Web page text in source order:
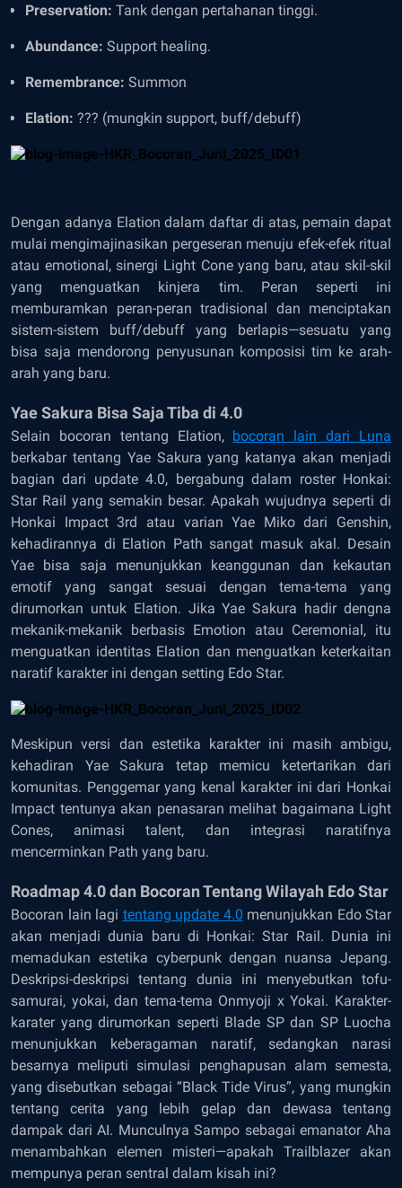
Preservation: Tank dengan pertahanan tinggi.
Abundance: Support healing.
Remembrance: Summon
Elation: ??? (mungkin support, buff/debuff)
Dengan adanya Elation dalam daftar di atas, pemain dapat
mulai mengimajinasikan pergeseran menuju efek-efek ritual
atau emotional, sinergi Light Cone yang baru, atau skil-skil
yang menguatkan kinjera tim. Peran seperti ini
memburamkan peran-peran tradisional dan menciptakan
sistem-sistem buff/debuff yang berlapis—sesuatu yang
bisa saja mendorong penyusunan komposisi tim ke arah-
arah yang baru.
Yae Sakura Bisa Saja Tiba di 4.0
Selain bocoran tentang Elation, bocoran lain dari Luna
berkabar tentang Yae Sakura yang katanya akan menjadi
bagian dari update 4.0, bergabung dalam roster Honkai:
Star Rail yang semakin besar. Apakah wujudnya seperti di
Honkai Impact 3rd atau varian Yae Miko dari Genshin,
kehadirannya di Elation Path sangat masuk akal. Desain
Yae bisa saja menunjukkan keanggunan dan kekautan
emotif yang sangat sesuai dengan tema-tema yang
dirumorkan untuk Elation. Jika Yae Sakura hadir dengna
mekanik-mekanik berbasis Emotion atau Ceremonial, itu
menguatkan identitas Elation dan menguatkan keterkaitan
naratif karakter ini dengan setting Edo Star.
Meskipun versi dan estetika karakter ini masih ambigu,
kehadiran Yae Sakura tetap memicu ketertarikan dari
komunitas. Penggemar yang kenal karakter ini dari Honkai
Impact tentunya akan penasaran melihat bagaimana Light
Cones, animasi talent, dan integrasi naratifnya
mencerminkan Path yang baru.
Roadmap 4.0 dan Bocoran Tentang Wilayah Edo Star
Bocoran lain lagi tentang update 4.0 menunjukkan Edo Star
akan menjadi dunia baru di Honkai: Star Rail. Dunia ini
memadukan estetika cyberpunk dengan nuansa Jepang.
Deskripsi-deskripsi tentang dunia ini menyebutkan tofu-
samurai, yokai, dan tema-tema Onmyoji x Yokai. Karakter-
karater yang dirumorkan seperti Blade SP dan SP Luocha
menunjukkan keberagaman naratif, sedangkan narasi
besarnya meliputi simulasi penghapusan alam semesta,
yang disebutkan sebagai “Black Tide Virus”, yang mungkin
tentang cerita yang lebih gelap dan dewasa tentang
dampak dari AI. Munculnya Sampo sebagai emanator Aha
menambahkan elemen misteri—apakah Trailblazer akan
mempunya peran sentral dalam kisah ini?